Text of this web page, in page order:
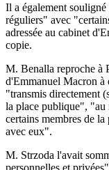
Il a également
réguliers" avec
adressée au cabinet
copie.
M. Benalla reproche à
d'Emmanuel Macron à
"transmis directement
la place publique", "au
certains membres de la
avec eux".
M. Strzoda l'avait
personnelles et